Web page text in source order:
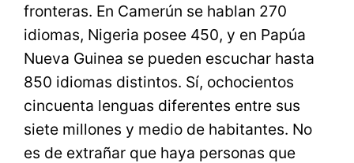
fronteras. En Camerún se hablan 270
idiomas, Nigeria posee 450, y en Papúa
Nueva Guinea se pueden escuchar hasta
850 idiomas distintos. Sí, ochocientos
cincuenta lenguas diferentes entre sus
siete millones y medio de habitantes. No
es de extrañar que haya personas que